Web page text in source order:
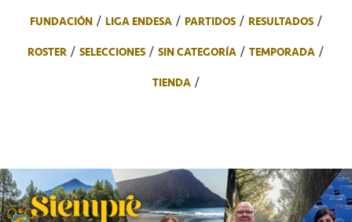
FUNDACIÓN
LIGA ENDESA PARTIDOS
RESULTADOS
ROSTER
SELECCIONES SIN CATEGORÍA
TEMPORADA
TIENDA